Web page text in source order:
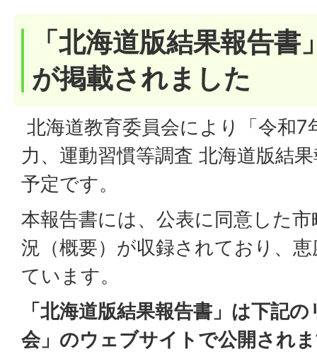
「北海道版結果報告
が掲載されました
北海道教育委員会により「令和7
力、運動習慣等調査 北海道版結
予定です。
本報告書には、公表に同意した
況（概要）が収録されており、
ています。
「北海道版結果報告書」は下記
会」のウェブサイトで公開され